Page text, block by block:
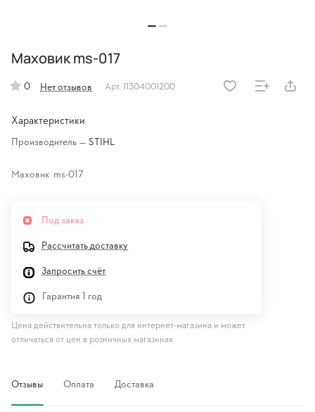
Маховик ms-017
0 Нет отзывов Арт. 11304001200
Характеристики
Производитель — STIHL
Маховик ms-017
Под заказ
Рассчитать доставку
Запросить счёт
Гарантия 1 год
Цена действительна только для интернет-магазина и может
отличаться от цен в розничных магазинах
Отзывы Оплата Доставка